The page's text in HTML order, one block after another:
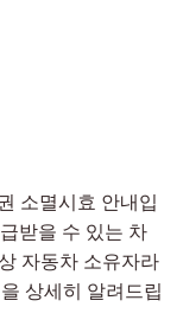
소멸시효 안내입
받을 수 있는 차
자동차 소유자라
상세히 알려드립